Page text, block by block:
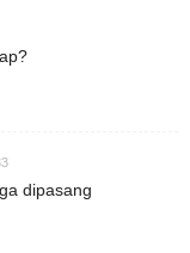
dipasang